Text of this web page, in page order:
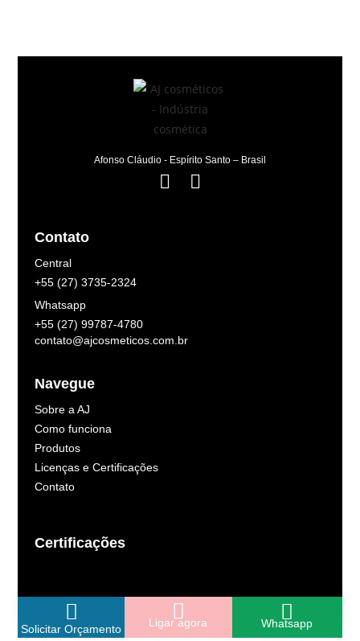
Afonso Cláudio - Espírito Santo – Brasil
Contato
Central
+55 (27) 3735-2324
Whatsapp
+55 (27) 99787-4780
contato@ajcosmeticos.com.br
Navegue
Sobre a AJ
Como funciona
Produtos
Licenças e Certificações
Contato
Certificações
Solicitar Orçamento Ligar agora Whatsapp